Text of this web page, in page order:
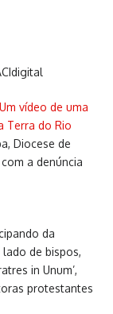
Um vídeo de uma
Terra do Rio
Diocese de
a denúncia
da
de bispos,
in Unum’,
protestantes